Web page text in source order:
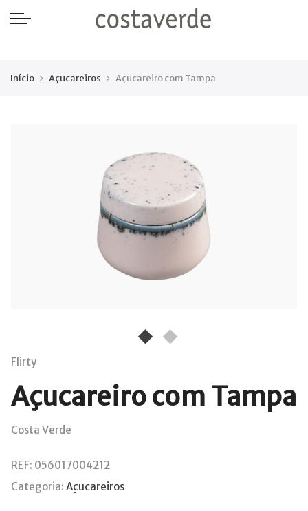
Início Açucareiros Açucareiro com Tampa
Flirty
Açucareiro com Tampa
Costa Verde
REF: 056017004212
Categoria: Açucareiros